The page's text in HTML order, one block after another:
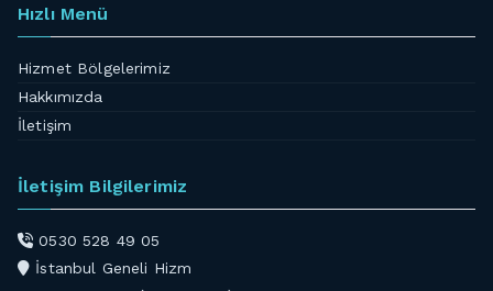
Hızlı Menü
Hizmet Bölgelerimiz
Hakkımızda
İletişim
İletişim Bilgilerimiz
0530 528 49 05
İstanbul Geneli Hizm